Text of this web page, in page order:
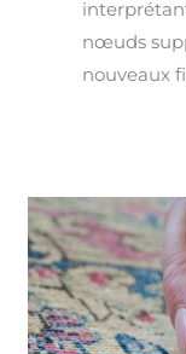
nœuds
nouveaux